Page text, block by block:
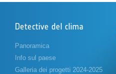
Detective del clima
Panoramica
Info sul paese
Galleria dei progetti 2024-2025